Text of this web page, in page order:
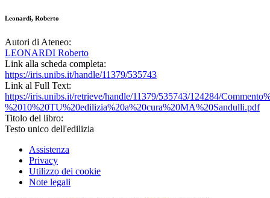
Leonardi, Roberto
Autori di Ateneo:
LEONARDI Roberto
Link alla scheda completa:
https://iris.unibs.it/handle/11379/535743
Link al Full Text:
https://iris.unibs.it/retrieve/handle/11379/535743/124284/
%2010%20TU%20edilizia%20a%20cura%20MA%20Sandulli.pdf
Titolo del libro:
Testo unico dell'edilizia
Assistenza
Privacy
Utilizzo dei cookie
Note legali